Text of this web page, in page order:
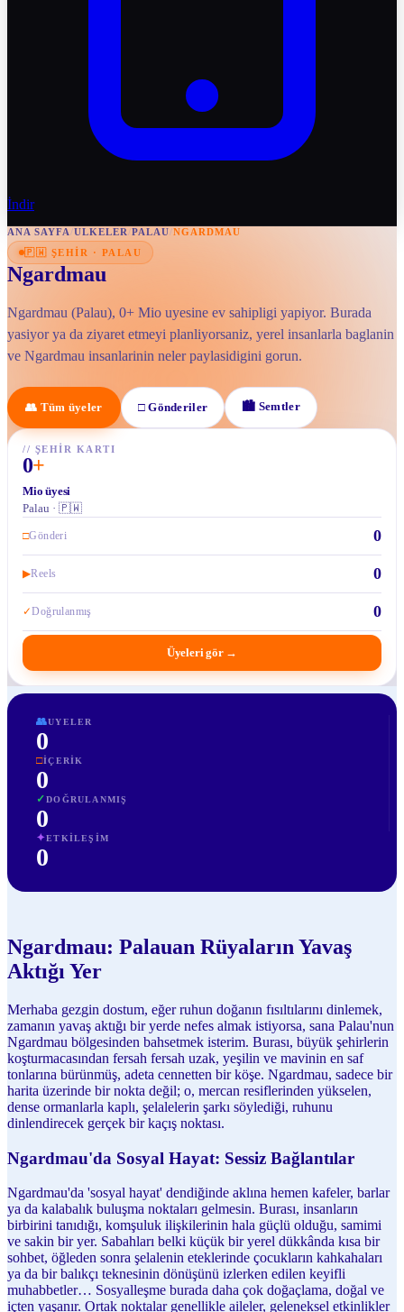
İndir
ANA SAYFA/ULKELER/PALAU/NGARDMAU
🇵🇼 ŞEHIR · PALAU
Ngardmau
Ngardmau (Palau), 0+ Mio uyesine ev sahipligi yapiyor. Burada
yasiyor ya da ziyaret etmeyi planliyorsaniz, yerel insanlarla baglanin
ve Ngardmau insanlarinin neler paylasidigini gorun.
👥 Tüm üyeler □Gönderiler 🏙 Semtler
// ŞEHIR KARTI
0+
Mio üyesi
Palau · 🇵🇼
□Gönderi 0
▶Reels 0
✓Doğrulanmış 0
Üyeleri gör →
👥UYELER
0
□İÇERIK
0
✓DOĞRULANMIŞ
0
✦ETKILEŞIM
0
Ngardmau: Palauan Rüyaların Yavaş
Aktığı Yer
Merhaba gezgin dostum, eğer ruhun doğanın fısıltılarını dinlemek,
zamanın yavaş aktığı bir yerde nefes almak istiyorsa, sana Palau'nun
Ngardmau bölgesinden bahsetmek isterim. Burası, büyük şehirlerin
koşturmacasından fersah fersah uzak, yeşilin ve mavinin en saf
tonlarına bürünmüş, adeta cennetten bir köşe. Ngardmau, sadece bir
harita üzerinde bir nokta değil; o, mercan resiflerinden yükselen,
dense ormanlarla kaplı, şelalelerin şarkı söylediği, ruhunu
dinlendirecek gerçek bir kaçış noktası.
Ngardmau'da Sosyal Hayat: Sessiz Bağlantılar
Ngardmau'da 'sosyal hayat' dendiğinde aklına hemen kafeler, barlar
ya da kalabalık buluşma noktaları gelmesin. Burası, insanların
birbirini tanıdığı, komşuluk ilişkilerinin hala güçlü olduğu, samimi
ve sakin bir yer. Sabahları belki küçük bir yerel dükkânda kısa bir
sohbet, öğleden sonra şelalenin eteklerinde çocukların kahkahaları
ya da bir balıkçı teknesinin dönüşünü izlerken edilen keyifli
muhabbetler… Sosyalleşme burada daha çok doğaçlama, doğal ve
içten yaşanır. Ortak noktalar genellikle aileler, geleneksel etkinlikler